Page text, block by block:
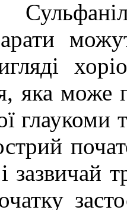
яка може
глаукоми
зазвичай